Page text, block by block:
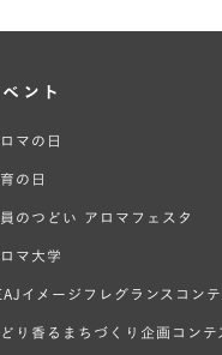
ベント
マの日
の日
のつどい アロマフェスタ
マ大学
イメージフレグランスコンテ
り香るまちづくり企画コンテ